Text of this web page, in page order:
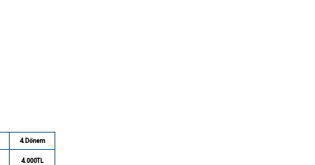
4.Dönem
4.000TL